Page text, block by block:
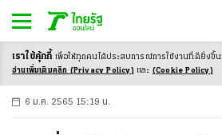
-ก ก ก+
6 ม.ค. 2565 15:19 น.
เราใช้คุ้กกี้ เพื่อให้ทุกคนได้ประสบการณ์การใช้งานที่ดียิ่งขึ้น
อ่านเพิ่มเติมคลิก (Privacy Policy) และ (Cookie Policy)